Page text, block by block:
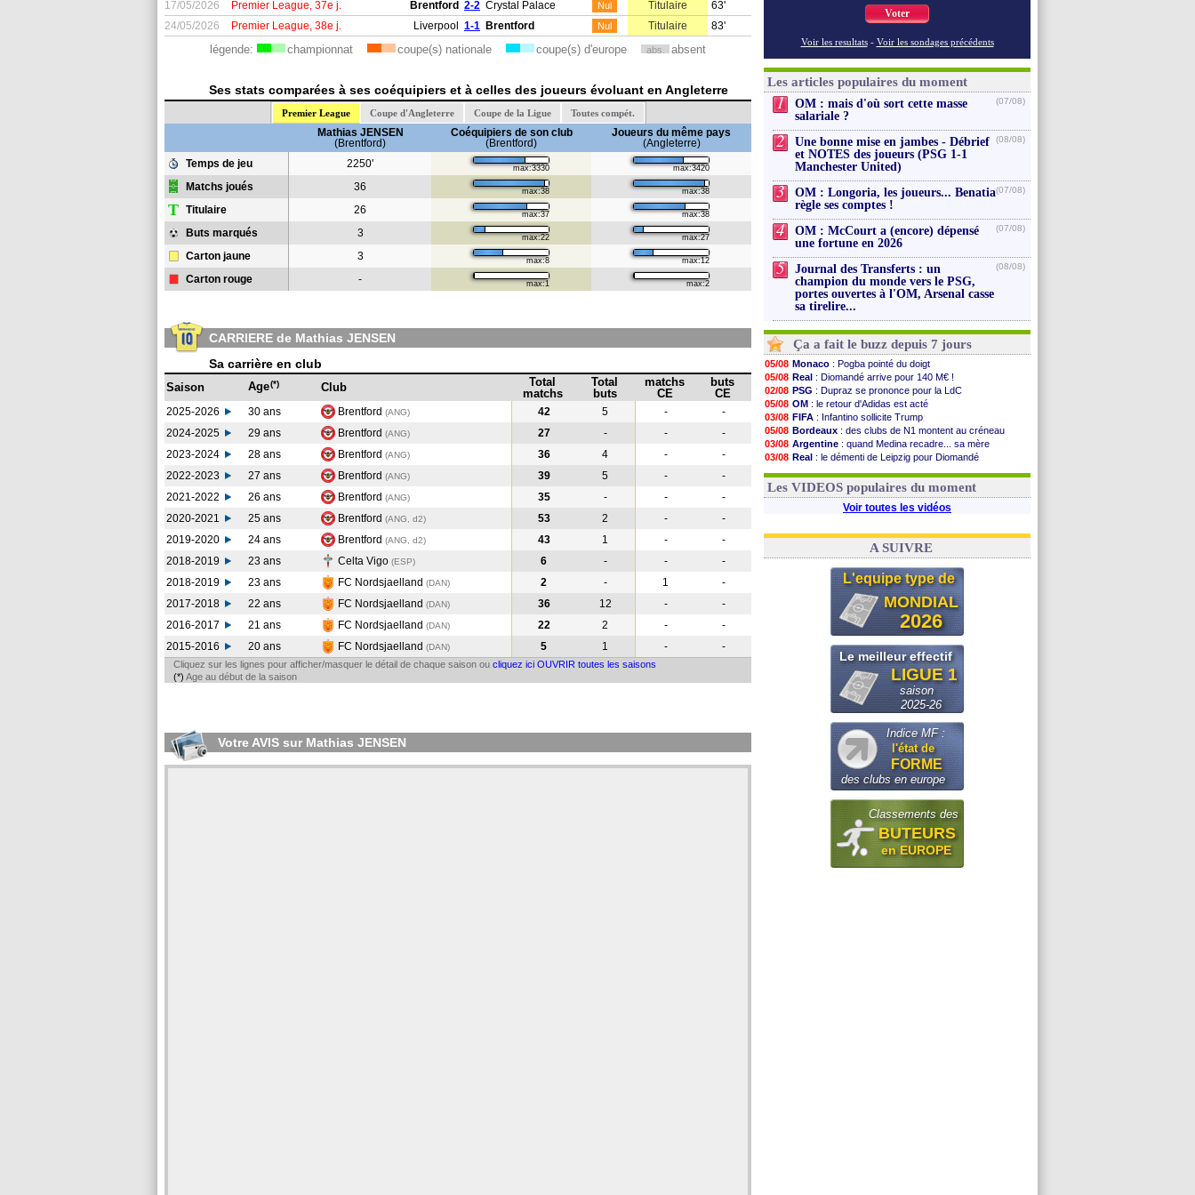
17/05/2026
Premier League, 37e j. Brentford 2-2 Crystal Palace Nul Titulaire
63'
24/05/2026
Premier League, 38e j. Liverpool 1-1 Brentford Nul Titulaire 83'
légende: championnat coupe(s) nationale coupe(s) d'europe abs. absent
Ses stats comparées à ses coéquipiers et à celles des joueurs évoluant en Angleterre
Premier League Coupe d'Angleterre Coupe de la Ligue Toutes compét.
Mathias JENSEN
(Brentford)
Coéquipiers de son club
(Brentford)
Joueurs du même pays
(Angleterre)
Temps de jeu
2250' max:3330 max:3420
Matchs joués 36 max:38 max:38
T Titulaire 26 max:37 max:38
Buts marqués 3 max:22 max:27
Carton jaune 3 max:8 max:12
Carton rouge - max:1 max:2
CARRIERE de Mathias JENSEN
Sa carrière en club
Saison Age(*) Club
Total
matchs
Total
buts
matchs
CE
buts
CE
2025-2026 30 ans Brentford (ANG) 42 5 -
-
2024-2025
29 ans Brentford (ANG) 27 - -
-
2023-2024
28 ans Brentford (ANG) 36 4 -
-
2022-2023
27 ans Brentford (ANG) 39 5 -
-
2021-2022
26 ans Brentford (ANG) 35 - -
-
2020-2021
25 ans Brentford (ANG, d2) 53 2 -
-
2019-2020
24 ans Brentford (ANG, d2) 43 1 -
-
2018-2019
23 ans Celta Vigo (ESP) 6 - -
-
2018-2019
23 ans FC Nordsjaelland (DAN) 2 - 1
-
2017-2018
22 ans FC Nordsjaelland (DAN) 36 12 -
-
2016-2017
21 ans FC Nordsjaelland (DAN) 22 2 -
-
2015-2016
20 ans FC Nordsjaelland (DAN) 5 1 - -
Cliquez sur les lignes pour afficher/masquer le détail de chaque saison ou cliquez ici OUVRIR toutes les saisons
(*) Age au début de la saison
Votre AVIS sur Mathias JENSEN
Voter
Voir les resultats - Voir les sondages précédents
Les articles populaires du moment
1
OM : mais d'où sort cette masse
salariale ?
(07/08)
2
Une bonne mise en jambes - Débrief
et NOTES des joueurs (PSG 1-1
Manchester United)
(08/08)
3
OM : Longoria, les joueurs... Benatia
règle ses comptes !
(07/08)
4
OM : McCourt a (encore) dépensé
une fortune en 2026
(07/08)
5
Journal des Transferts : un
champion du monde vers le PSG,
portes ouvertes à l'OM, Arsenal casse
sa tirelire...
(08/08)
Ça a fait le buzz depuis 7 jours
05/08 Monaco : Pogba pointé du doigt
05/08 Real : Diomandé arrive pour 140 M€ !
02/08 PSG : Dupraz se prononce pour la LdC
05/08 OM : le retour d'Adidas est acté
03/08 FIFA : Infantino sollicite Trump
05/08 Bordeaux : des clubs de N1 montent au créneau
03/08 Argentine : quand Medina recadre... sa mère
03/08 Real : le démenti de Leipzig pour Diomandé
03/08 OM: Paixão attire un 2e club anglais
Les VIDEOS populaires du moment
Voir toutes les vidéos
A SUIVRE
L'equipe type de
MONDIAL
2026
Le meilleur effectif
LIGUE 1
saison
2025-26
Indice MF :
l'état de
FORME
des clubs en europe
Classements des
BUTEURS
en EUROPE